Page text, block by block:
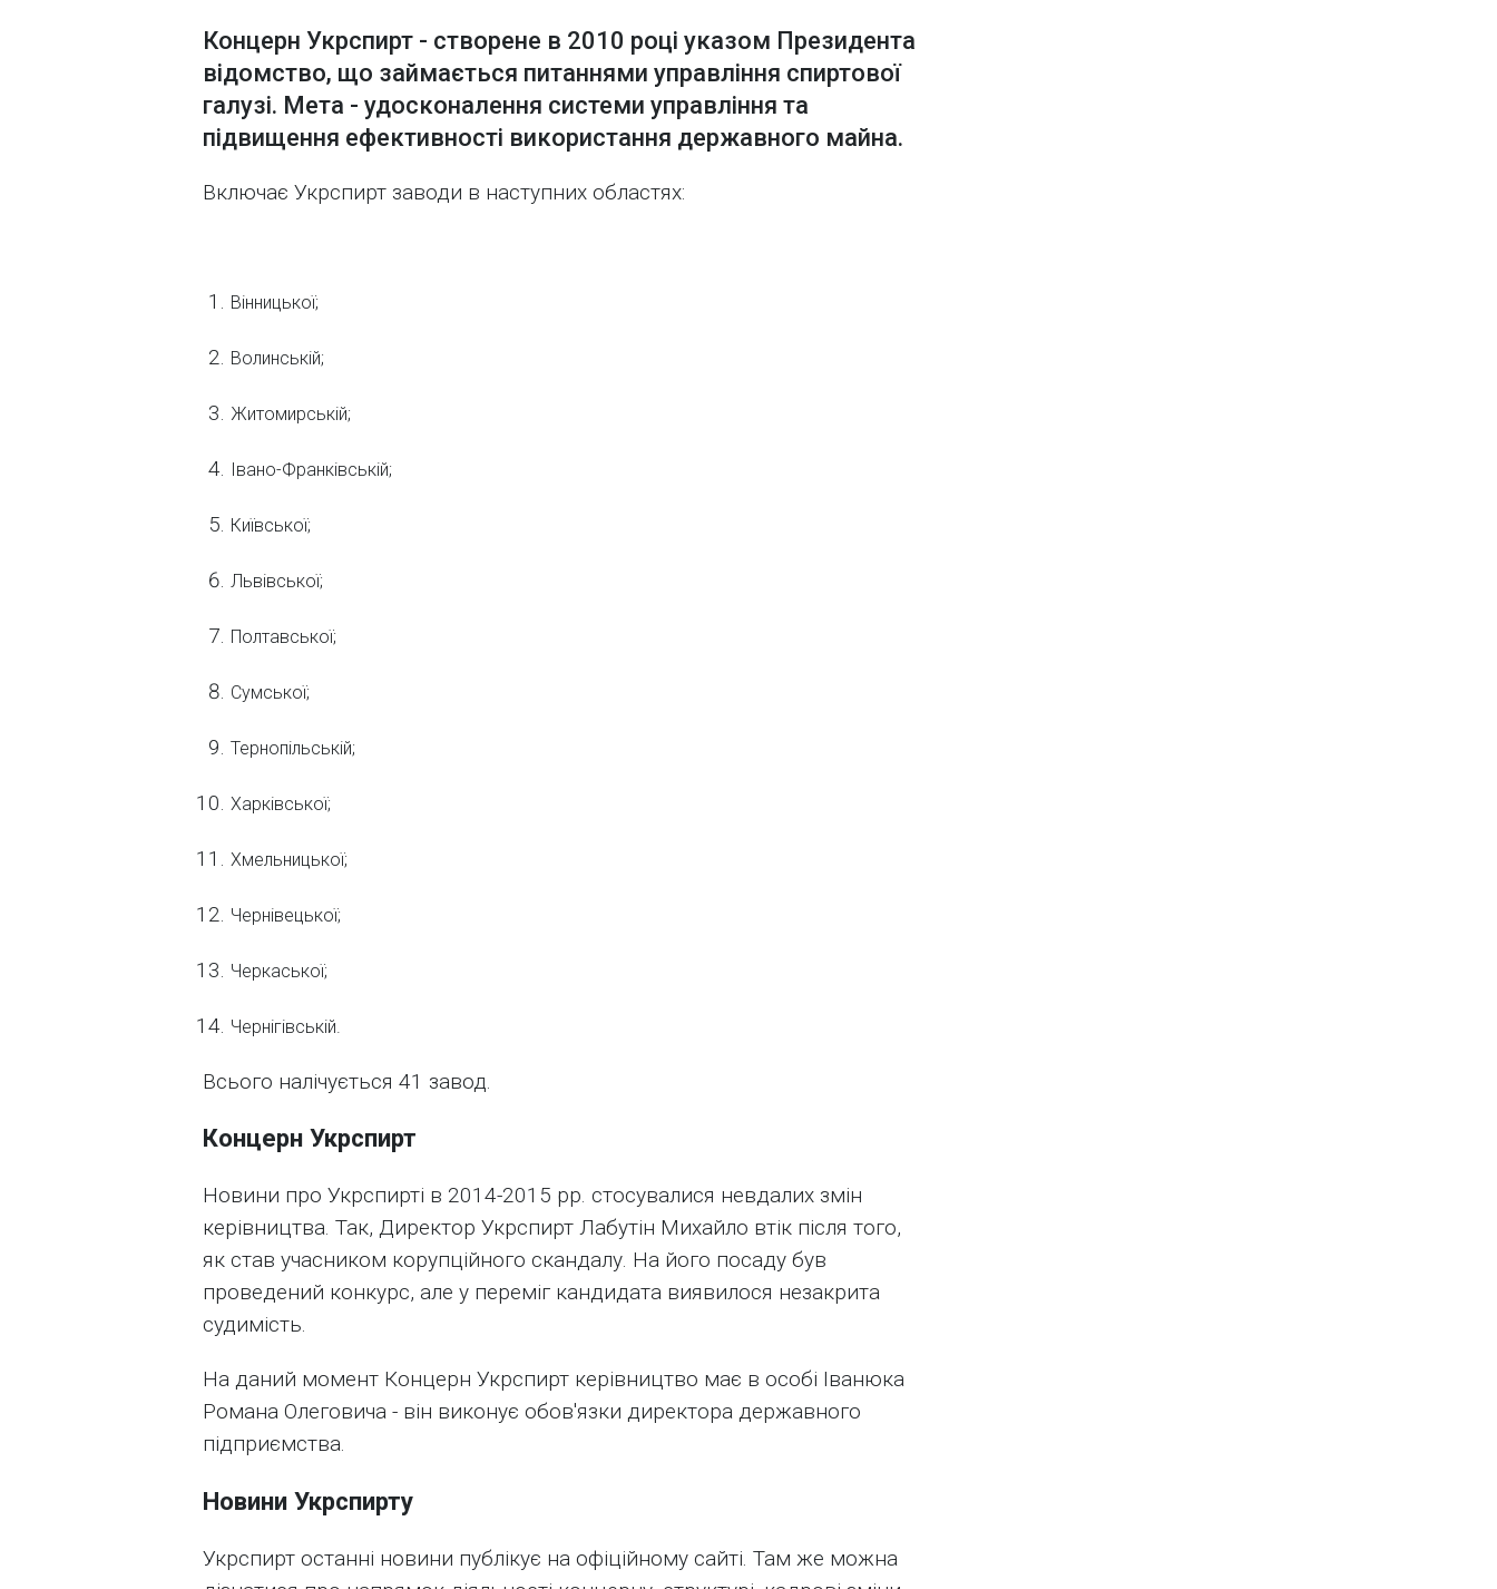
Концерн Укрспирт - створене в 2010 році указом Президента
відомство, що займається питаннями управління спиртової
галузі. Мета - удосконалення системи управління та
підвищення ефективності використання державного майна.
Включає Укрспирт заводи в наступних областях:
Вінницької;
Волинській;
Житомирській;
Івано-Франківській;
Київської;
Львівської;
Полтавської;
Сумської;
Тернопільській;
Харківської;
Хмельницької;
Чернівецької;
Черкаської;
Чернігівській.
Всього налічується 41 завод.
Концерн Укрспирт
Новини про Укрспирті в 2014-2015 рр. стосувалися невдалих змін
керівництва. Так, Директор Укрспирт Лабутін Михайло втік після того,
як став учасником корупційного скандалу. На його посаду був
проведений конкурс, але у переміг кандидата виявилося незакрита
судимість.
На даний момент Концерн Укрспирт керівництво має в особі Іванюка
Романа Олеговича - він виконує обов'язки директора державного
підприємства.
Новини Укрспирту
Укрспирт останні новини публікує на офіційному сайті. Там же можна